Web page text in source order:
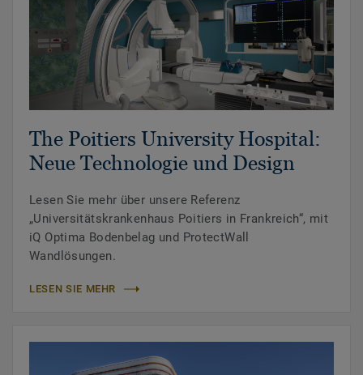
The Poitiers University Hospital:
Neue Technologie und Design
Lesen Sie mehr über unsere Referenz
„Universitätskrankenhaus Poitiers in Frankreich“, mit
iQ Optima Bodenbelag und ProtectWall
Wandlösungen.
LESEN SIE MEHR